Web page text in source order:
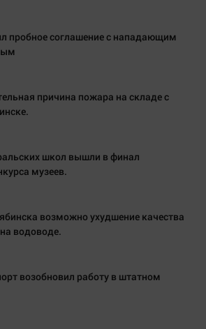
пробное соглашение с нападающим
причина пожара на складе с
школ вышли в финал
музеев.
возможно ухудшение качества
водоводе.
возобновил работу в штатном